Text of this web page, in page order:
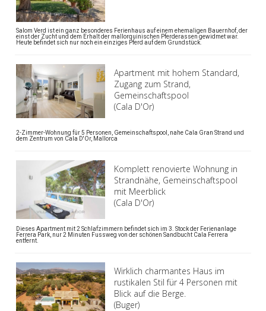
Salom Verd ist ein ganz besonderes Ferienhaus auf einem ehemaligen Bauernhof, der
einst der Zucht und dem Erhalt der mallorquinischen Pferderassen gewidmet war.
Heute befindet sich nur noch ein einziges Pferd auf dem Grundstück.
Apartment mit hohem Standard,
Zugang zum Strand,
Gemeinschaftspool
(Cala D'Or)
2-Zimmer-Wohnung für 5 Personen, Gemeinschaftspool, nahe Cala Gran Strand und
dem Zentrum von Cala D'Or, Mallorca
Komplett renovierte Wohnung in
Strandnähe, Gemeinschaftspool
mit Meerblick
(Cala D'Or)
Dieses Apartment mit 2 Schlafzimmern befindet sich im 3. Stock der Ferienanlage
Ferrera Park, nur 2 Minuten Fussweg von der schönen Sandbucht Cala Ferrera
entfernt.
Wirklich charmantes Haus im
rustikalen Stil für 4 Personen mit
Blick auf die Berge.
(Buger)